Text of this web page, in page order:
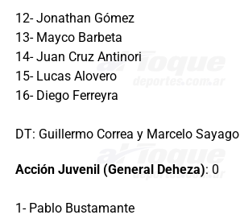
12- Jonathan Gómez
13- Mayco Barbeta
14- Juan Cruz Antinori
15- Lucas Alovero
16- Diego Ferreyra
DT: Guillermo Correa y Marcelo Sayago
Acción Juvenil (General Deheza): 0
1- Pablo Bustamante